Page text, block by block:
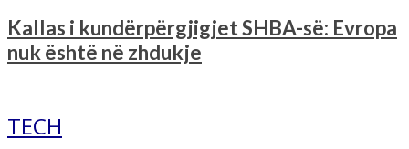
Kallas i kundërpërgjigjet SHBA-së: Evropa
nuk është në zhdukje
TECH